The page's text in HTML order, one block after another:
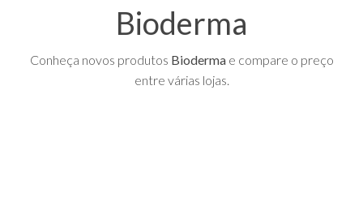
Bioderma
Conheça novos produtos Biodermae compare o preço
entre várias lojas.